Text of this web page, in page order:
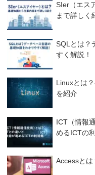
SIer（エス
まで詳しく
SQLとは？
すく解説！
Linuxとは
を紹介
ICT（情報
めるICTの
Accessとは